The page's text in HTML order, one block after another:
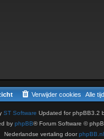
Alle
Verwijder cookies
ST Software Updated for phpBB3.2
by phpBB® Forum Software ©
Nederlandse vertaling doorphpBB.nl